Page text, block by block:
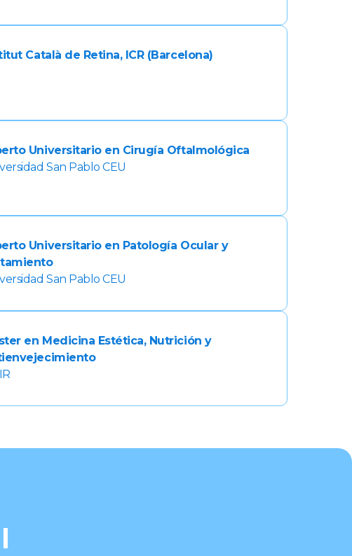
Català de Retina, ICR (Barcelona)
Universitario en Cirugía Oftalmológica
San Pablo CEU
Universitario en Patología Ocular y
San Pablo CEU
en Medicina Estética, Nutrición y